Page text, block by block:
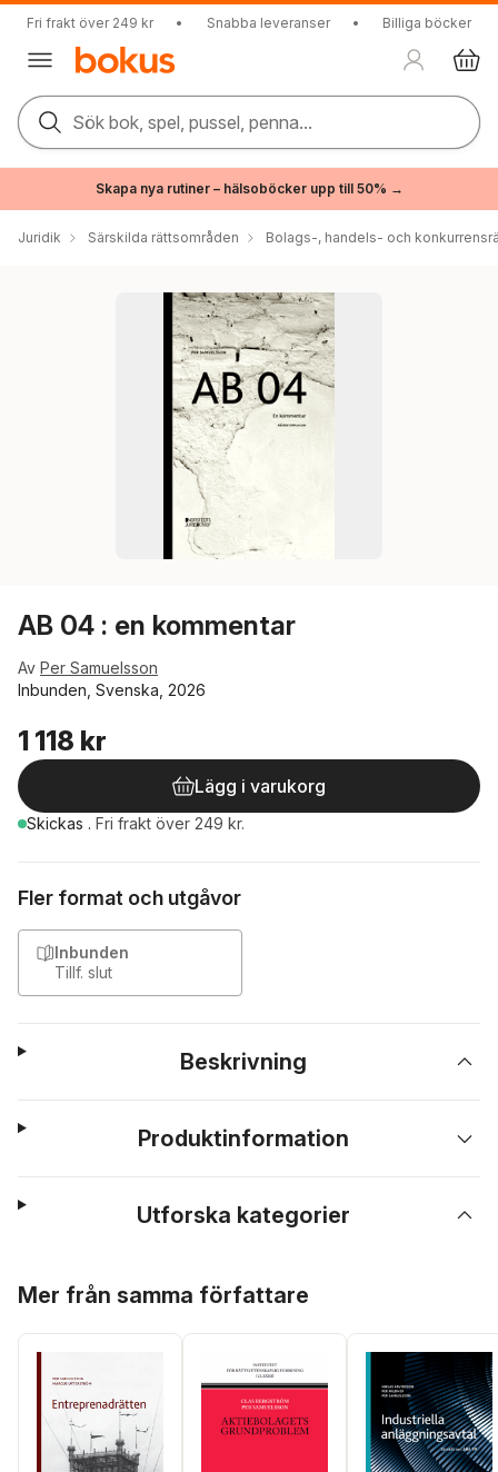
Fri frakt över 249 kr • Snabba leveranser • Billiga böcker
Sök bok, spel, pussel, penna...
Skapa nya rutiner – hälsoböcker upp till 50% →
Juridik Särskilda rättsområden Bolags-, handels- och
AB 04 : en kommentar
Av Per Samuelsson
Inbunden, Svenska, 2026
1 118 kr
Lägg i varukorg
Skickas . Fri frakt över 249 kr.
Fler format och utgåvor
Inbunden
Tillf. slut
Beskrivning
Produktinformation
Utforska kategorier
Mer från samma författare